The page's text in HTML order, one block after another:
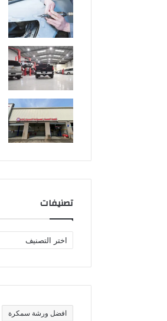
تصنيفات
ص
ف
تافضل ورشة سمكرة